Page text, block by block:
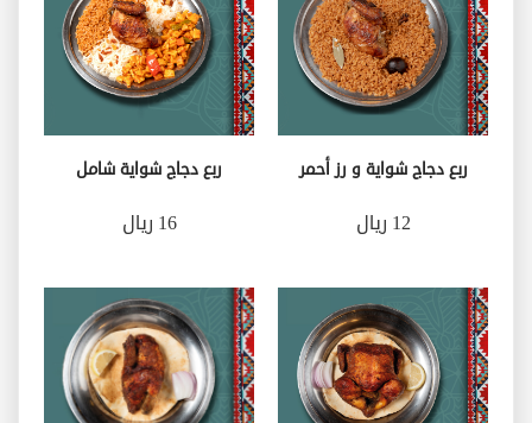
ربع دجاج شواية و رز أحمر
12 ريال
ربع دجاج شواية شامل
16 ريال